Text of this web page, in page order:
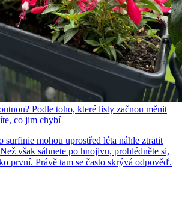
Podle toho, které listy začnou měnit
co jim chybí
surfinie mohou uprostřed léta náhle ztratit
však sáhnete po hnojivu, prohlédněte si,
první. Právě tam se často skrývá odpověď.